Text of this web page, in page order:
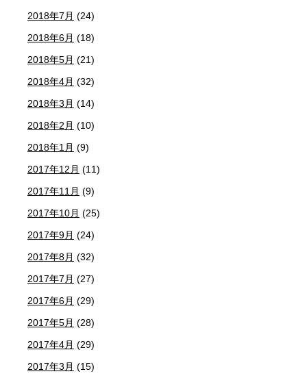
2018年7月 (24)
2018年6月 (18)
2018年5月 (21)
2018年4月 (32)
2018年3月 (14)
2018年2月 (10)
2018年1月 (9)
2017年12月 (11)
2017年11月 (9)
2017年10月 (25)
2017年9月 (24)
2017年8月 (32)
2017年7月 (27)
2017年6月 (29)
2017年5月 (28)
2017年4月 (29)
2017年3月 (15)